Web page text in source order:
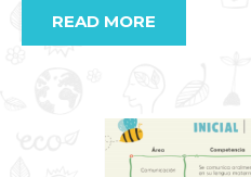
READ MORE